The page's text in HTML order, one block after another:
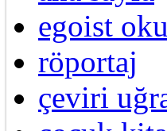
egoist
röportaj
çeviri